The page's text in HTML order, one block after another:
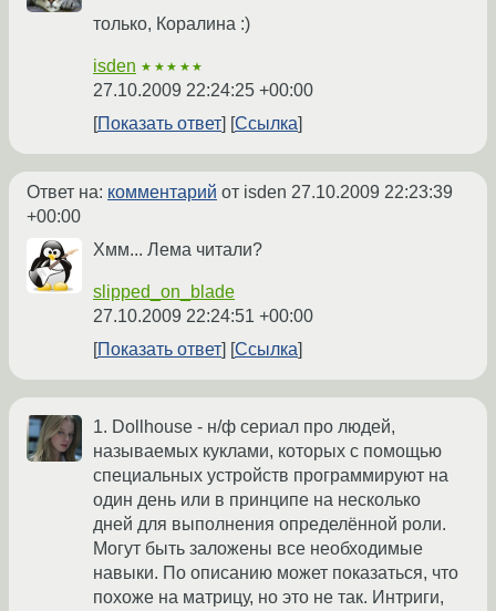
только, Коралина :)
isden ★★★★★
27.10.2009 22:24:25 +00:00
Показать ответ
Ссылка
Ответ на: комментарий от isden 27.10.2009 22:23:39
+00:00
Хмм... Лема читали?
slipped_on_blade
27.10.2009 22:24:51 +00:00
Показать ответ
Ссылка
1. Dollhouse - н/ф сериал про людей,
называемых куклами, которых с помощью
специальных устройств программируют на
один день или в принципе на несколько
дней для выполнения определённой роли.
Могут быть заложены все необходимые
навыки. По описанию может показаться, что
похоже на матрицу, но это не так. Интриги,